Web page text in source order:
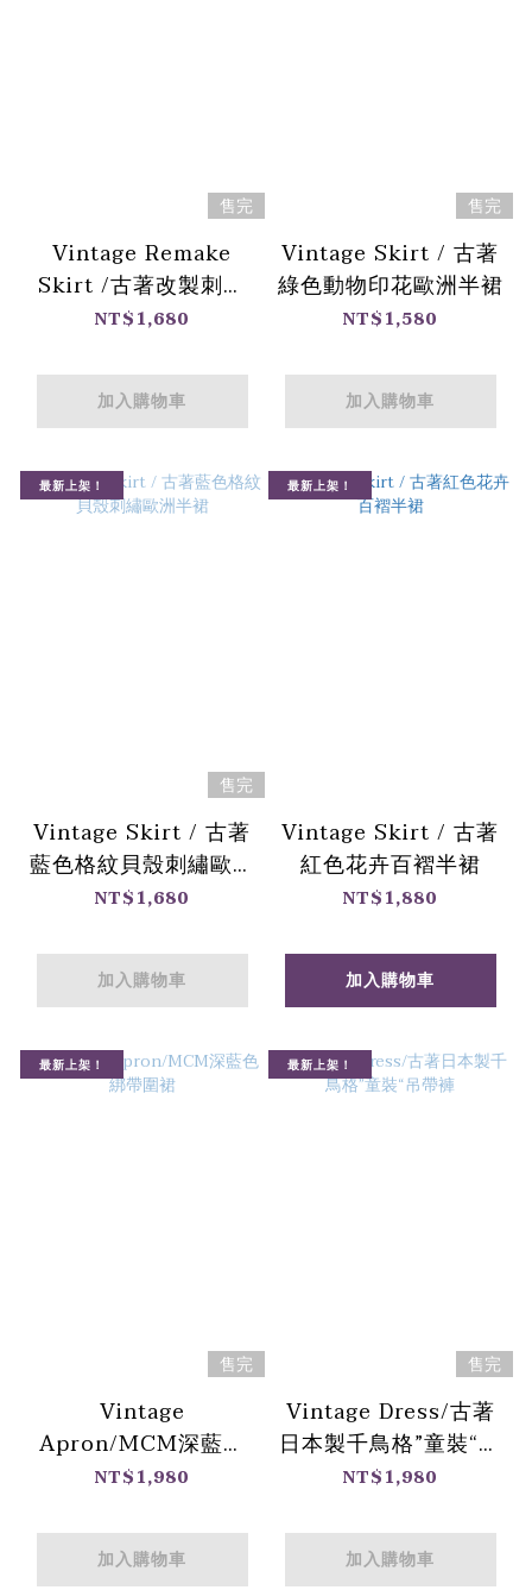
售完
Vintage Remake
Skirt /古著改製刺繡
歐洲半裙
NT$1,680
加入購物車
售完
Vintage Skirt / 古著
綠色動物印花歐洲半裙
NT$1,580
加入購物車
最新上架！
售完
Vintage Skirt / 古著
藍色格紋貝殼刺繡歐洲
半裙
NT$1,680
加入購物車
最新上架！
Vintage Skirt / 古著
紅色花卉百褶半裙
NT$1,880
加入購物車
最新上架！
售完
Vintage
Apron/MCM深藍色
綁帶圍裙
NT$1,980
加入購物車
最新上架！
售完
Vintage Dress/古著
日本製千鳥格”童裝“吊
帶褲
NT$1,980
加入購物車